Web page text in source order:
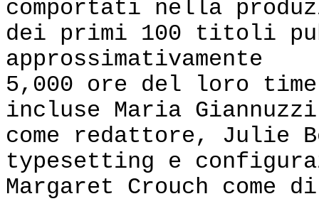
comportati nella
dei primi 100 titoli
approssimativamente
5,000 ore del loro
incluse Maria Giannuzzi
come redattore, Julie
typesetting e
Margaret Crouch